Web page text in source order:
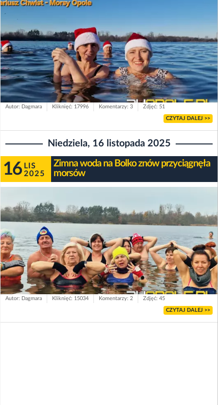
Autor: Dagmara Kliknięć: 17996 Komentarzy: 3 Zdjęć: 51
CZYTAJ DALEJ >>
Niedziela, 16 listopada 2025
16 LIS
2025
Zimna woda na Bolko znów przyciągnęła
morsów
Autor: Dagmara Kliknięć: 15034 Komentarzy: 2 Zdjęć: 45
CZYTAJ DALEJ >>